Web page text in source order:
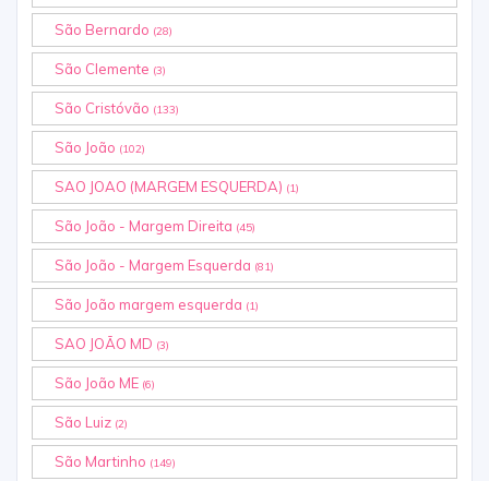
São Bernardo (28)
São Clemente (3)
São Cristóvão (133)
São João (102)
SAO JOAO (MARGEM ESQUERDA) (1)
São João - Margem Direita (45)
São João - Margem Esquerda (81)
São João margem esquerda (1)
SAO JOÃO MD (3)
São João ME (6)
São Luiz (2)
São Martinho (149)